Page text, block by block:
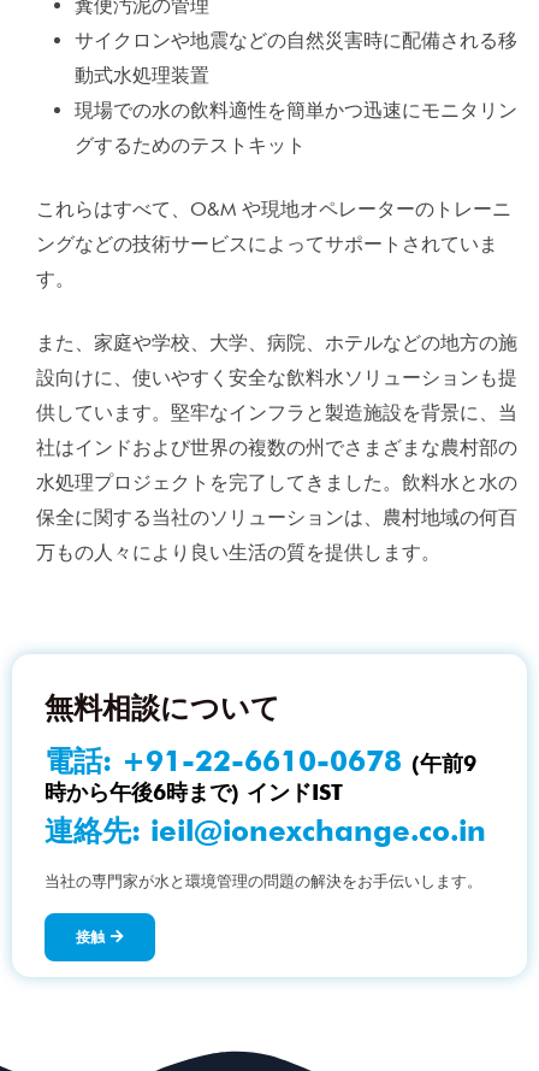
糞便汚泥の管理
サイクロンや地震などの自然災害時に配備される移
動式水処理装置
現場での水の飲料適性を簡単かつ迅速にモニタリン
グするためのテストキット
これらはすべて、O&M や現地オペレーターのトレーニ
ングなどの技術サービスによってサポートされていま
す。
また、家庭や学校、大学、病院、ホテルなどの地方の施
設向けに、使いやすく安全な飲料水ソリューションも提
供しています。堅牢なインフラと製造施設を背景に、当
社はインドおよび世界の複数の州でさまざまな農村部の
水処理プロジェクトを完了してきました。飲料水と水の
保全に関する当社のソリューションは、農村地域の何百
万もの人々により良い生活の質を提供します。
無料相談について
電話: +91-22-6610-0678 (午前9
時から午後6時まで) インドIST
連絡先: ieil@ionexchange.co.in
当社の専門家が水と環境管理の問題の解決をお手伝いします。
接触